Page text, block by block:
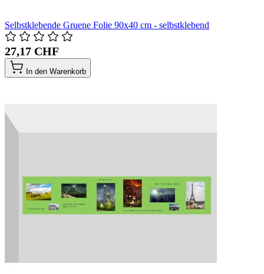
Selbstklebende Gruene Folie 90x40 cm - selbstklebend
27,17 CHF
In den Warenkorb